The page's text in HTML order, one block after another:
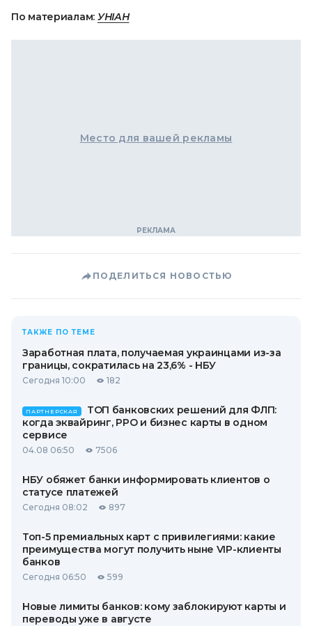
По материалам: УНІАН
Место для вашей рекламы
ПОДЕЛИТЬСЯ НОВОСТЬЮ
ТАКЖЕ ПО ТЕМЕ
Заработная плата, получаемая украинцами из-за
границы, сократилась на 23,6% - НБУ
Сегодня 10:00 182
ПАРТНЕРСКАЯ
ТОП банковских решений для ФЛП:
когда эквайринг, РРО и бизнес карты в одном
сервисе
04.08 06:50 7506
НБУ обяжет банки информировать клиентов о
статусе платежей
Сегодня 08:02 897
Топ-5 премиальных карт с привилегиями: какие
преимущества могут получить ныне VIP-клиенты
банков
Сегодня 06:50 599
Новые лимиты банков: кому заблокируют карты и
переводы уже в августе